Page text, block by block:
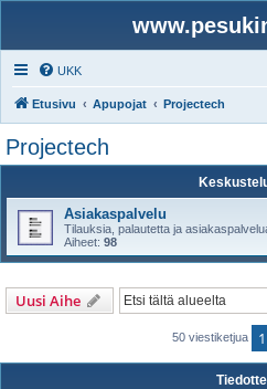
UKK
Etusivu Apupojat Projectech
Projectech
Asiakaspalvelu
Tilauksia, palautetta ja
Aiheet: 98
Uusi Aihe
50 viestiketjua 1